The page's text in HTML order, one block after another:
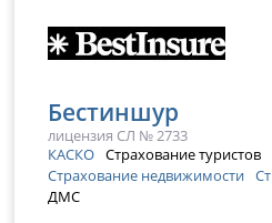
Бестиншур
лицензия СЛ № 2733
КАСКО Страхование туристов
Страхование недвижимости
ДМС